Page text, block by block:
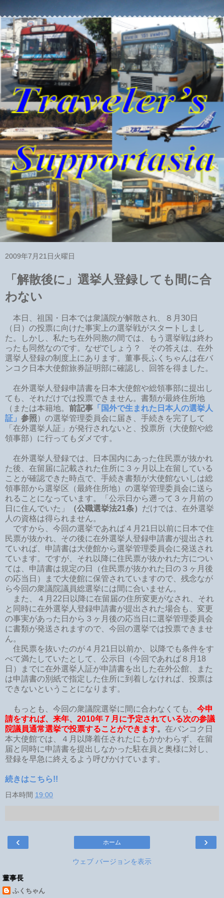
2009年7月21日火曜日
「解散後に」選挙人登録しても間に合
わない
本日、祖国・日本では衆議院が解散され、８月30日
（日）の投票に向けた事実上の選挙戦がスタートしまし
た。しかし、私たち在外同胞の間では、もう選挙戦は終わ
ったも同然なのです。なぜでしょう？ その答えは、在外
選挙人登録の制度上にあります。董事長ふくちゃんは在バ
ンコク日本大使館旅券証明部に確認し、回答を得ました。
在外選挙人登録申請書を日本大使館や総領事部に提出し
ても、それだけでは投票できません。書類が最終住所地
（または本籍地。 前記事 「国外で生まれた日本人の選挙人
証」 参照）の選挙管理委員会に届き、手続きを完了して
「在外選挙人証」が発行されないと、投票所（大使館や総
領事部）に行ってもダメです。
在外選挙人登録では、日本国内にあった住民票が抜かれ
た後、在留届に記載された住所に３ヶ月以上在留している
ことが確認できた時点で、手続き書類が大使館ないしは総
領事部から選挙区（最終住所地）の選挙管理委員会に送ら
れることになっています。「公示日から遡って３ヶ月前の
日に住んでいた」
（公職選挙法21条） だけでは、在外選挙
人の資格は得られません。
ですから、今回の選挙であれば４月21日以前に日本で住
民票が抜かれ、その後に在外選挙人登録申請書が提出され
ていれば、申請書は大使館から選挙管理委員会に発送され
ています。ですが、それ以降に住民票が抜かれた方につい
ては、申請書は規定の日（住民票が抜かれた日の３ヶ月後
の応当日）まで大使館に保管されていますので、残念なが
ら今回の衆議院議員総選挙には間に合いません。
また、４月22日以降に在留届の住所変更がなされ、それ
と同時に在外選挙人登録申請書が提出された場合も、変更
の事実があった日から３ヶ月後の応当日に選挙管理委員会
に書類が発送されますので、今回の選挙では投票できませ
ん。
住民票を抜いたのが４月21日以前か、以降でも条件をす
べて満たしていたとして、公示日（今回であれば８月18
日）までに在外選挙人証が申請書を出した在外公館、また
は申請書の別紙で指定した住所に到着しなければ、投票は
できないということになります。
もっとも、今回の衆議院選挙に間に合わなくても、 今申
請をすれば、来年、2010年７月に予定されている次の参議
院議員通常選挙で投票することができます。 在バンコク日
本大使館では、４月以降着任されたにもかかわらず、在留
届と同時に申請書を提出しなかった駐在員と奥様に対し、
登録を早急に終えるよう呼びかけています。
続きはこちら!!
日本時間 19:00
‹ ›
ホーム
ウェブ バージョンを表示
董事長
ふくちゃん